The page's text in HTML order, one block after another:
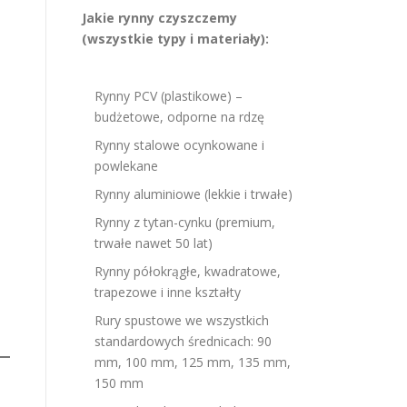
Jakie rynny czyszczemy
(wszystkie typy i materiały):
Rynny PCV (plastikowe) –
budżetowe, odporne na rdzę
Rynny stalowe ocynkowane i
powlekane
Rynny aluminiowe (lekkie i trwałe)
Rynny z tytan-cynku (premium,
trwałe nawet 50 lat)
Rynny półokrągłe, kwadratowe,
trapezowe i inne kształty
Rury spustowe we wszystkich
standardowych średnicach: 90
mm, 100 mm, 125 mm, 135 mm,
150 mm